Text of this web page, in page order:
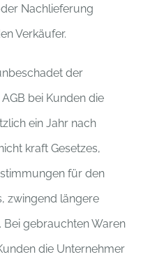
Nachlieferung
Verkäufer.
der
bei Kunden die
ein Jahr nach
kraft Gesetzes,
für den
zwingend längere
Bei gebrauchten Waren
die Unternehmer